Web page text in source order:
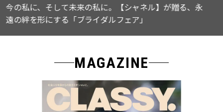
【ICB】人気インフルエンサーと共同制作! 週5で着たく
なる「名品ブラウス」２選
MAGAZINE